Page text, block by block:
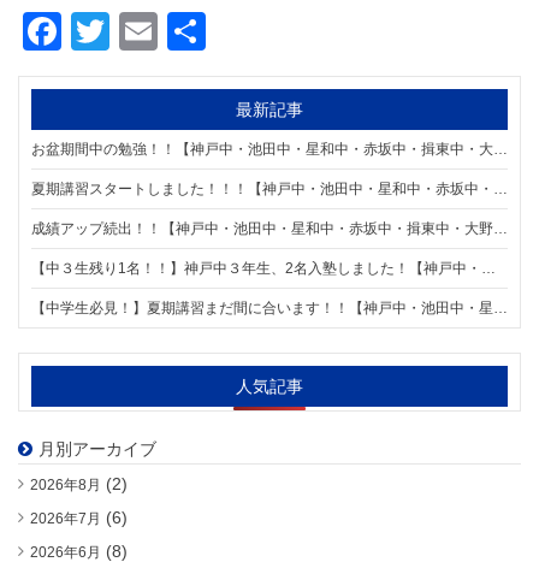
Facebook
TwitterEmail
有
最新記事
お盆期間中の勉強！！【神戸中・池田中・星和中・赤坂中・揖東中・大野中学区の個別指導塾 明海ゼミナール 神戸校】
夏期講習スタートしました！！！【神戸中・池田中・星和中・赤坂中・揖東中・大野中学区の個別指導塾 明海ゼミナール 神戸校】
成績アップ続出！！【神戸中・池田中・星和中・赤坂中・揖東中・大野中学区の個別指導塾 明海ゼミナール 神戸校】
【中３生残り1名！！】神戸中３年生、2名入塾しました！【神戸中・池田中・星和中・赤坂中・揖東中・大野中学区の個別指導塾 明海ゼミナール 神戸校】
【中学生必見！】夏期講習まだ間に合います！！【神戸中・池田中・星和中・赤坂中・揖東中・大野中学区の個別指導塾 明海ゼミナール 神戸校】
人気記事
月別アーカイブ
2026年8月 (2)
2026年7月 (6)
2026年6月 (8)